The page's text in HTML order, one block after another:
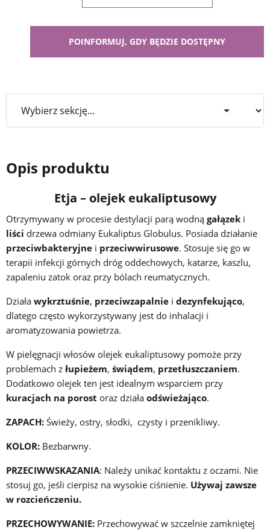
Opis produktu
Etja – olejek eukaliptusowy
Otrzymywany w procesie destylacji parą wodną gałązek i
liści drzewa odmiany Eukaliptus Globulus. Posiada działanie
przeciwbakteryjne i przeciwwirusowe. Stosuje się go w
terapii infekcji górnych dróg oddechowych, katarze, kaszlu,
zapaleniu zatok oraz przy bólach reumatycznych.
Działa wykrztuśnie, przeciwzapalnie i dezynfekująco,
dlatego często wykorzystywany jest do inhalacji i
aromatyzowania powietrza.
W pielęgnacji włosów olejek eukaliptusowy pomoże przy
problemach z łupieżem, świądem, przetłuszczaniem.
Dodatkowo olejek ten jest idealnym wsparciem przy
kuracjach na porost oraz działa odświeżająco.
ZAPACH: Świeży, ostry, słodki, czysty i przenikliwy.
KOLOR: Bezbarwny.
PRZECIWWSKAZANIA: Należy unikać kontaktu z oczami. Nie
stosuj go, jeśli cierpisz na wysokie ciśnienie. Używaj zawsze
w rozcieńczeniu.
PRZECHOWYWANIE: Przechowywać w szczelnie zamkniętej